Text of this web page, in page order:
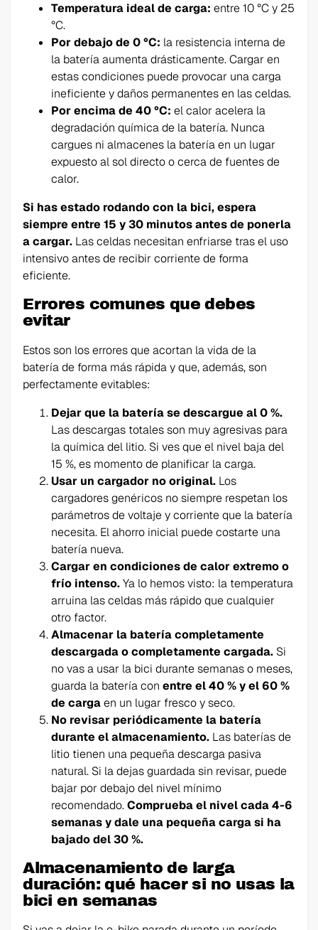
Temperatura ideal de carga: entre 10 °C y 25
°C.
Por debajo de 0 °C: la resistencia interna de
la batería aumenta drásticamente. Cargar en
estas condiciones puede provocar una carga
ineficiente y daños permanentes en las celdas.
Por encima de 40 °C: el calor acelera la
degradación química de la batería. Nunca
cargues ni almacenes la batería en un lugar
expuesto al sol directo o cerca de fuentes de
calor.
Si has estado rodando con la bici, espera
siempre entre 15 y 30 minutos antes de ponerla
a cargar. Las celdas necesitan enfriarse tras el uso
intensivo antes de recibir corriente de forma
eficiente.
Errores comunes que debes
evitar
Estos son los errores que acortan la vida de la
batería de forma más rápida y que, además, son
perfectamente evitables:
Dejar que la batería se descargue al 0 %.
Las descargas totales son muy agresivas para
la química del litio. Si ves que el nivel baja del
15 %, es momento de planificar la carga.
Usar un cargador no original. Los
cargadores genéricos no siempre respetan los
parámetros de voltaje y corriente que la batería
necesita. El ahorro inicial puede costarte una
batería nueva.
Cargar en condiciones de calor extremo o
frío intenso.Ya lo hemos visto: la temperatura
arruina las celdas más rápido que cualquier
otro factor.
Almacenar la batería completamente
descargada o completamente cargada. Si
no vas a usar la bici durante semanas o meses,
guarda la batería conentre el 40 % y el 60 %
de cargaen un lugar fresco y seco.
No revisar periódicamente la batería
durante el almacenamiento. Las baterías de
litio tienen una pequeña descarga pasiva
natural. Si la dejas guardada sin revisar, puede
bajar por debajo del nivel mínimo
recomendado.Comprueba el nivel cada 4-6
semanas y dale una pequeña carga si ha
bajado del 30 %.
Almacenamiento de larga
duración: qué hacer si no usas la
bici en semanas